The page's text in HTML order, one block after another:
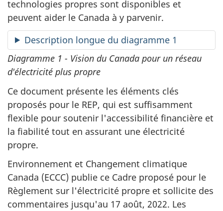
technologies propres sont disponibles et
peuvent aider le Canada à y parvenir.
Description longue du diagramme 1
Diagramme 1 - Vision du Canada pour un réseau
d'électricité plus propre
Ce document présente les éléments clés
proposés pour le REP, qui est suffisamment
flexible pour soutenir l'accessibilité financière et
la fiabilité tout en assurant une électricité
propre.
Environnement et Changement climatique
Canada (ECCC) publie ce Cadre proposé pour le
Règlement sur l'électricité propre et sollicite des
commentaires jusqu'au 17 août, 2022. Les